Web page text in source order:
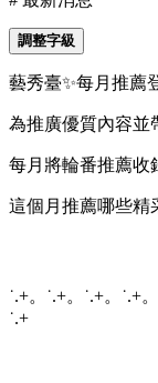
調整字級
藝秀臺✨每月推薦
為推廣優質內容並
每月將輪番推薦收
這個月推薦哪些精
˙.+。˙.+。˙.+。˙.+
˙.+